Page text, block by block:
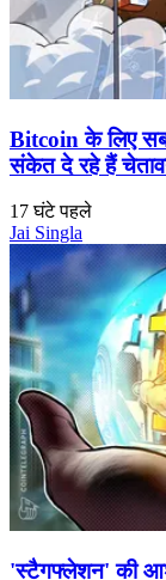
Bitcoin के लिए
संकेत दे रहे हैं
17 घंटे पहले
Jai Singla
'स्टैगफ्लेशन' की